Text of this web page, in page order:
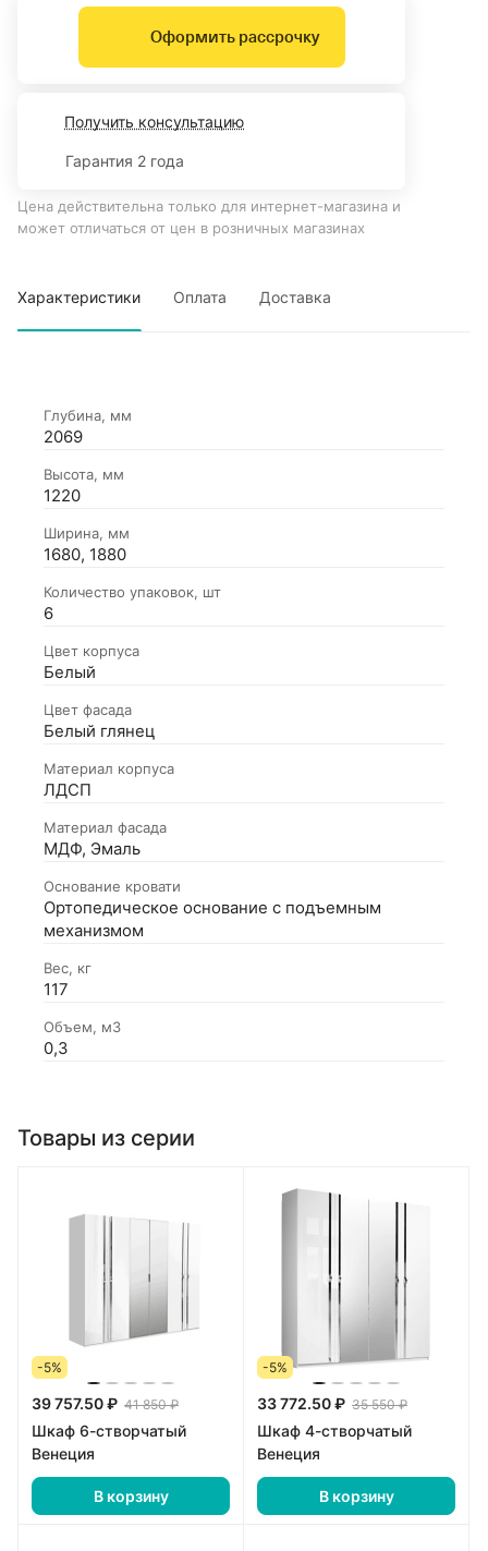
Оформить рассрочку
Получить консультацию
Гарантия 2 года
Цена действительна только для интернет-магазина и
может отличаться от цен в розничных магазинах
Характеристики Оплата Доставка
Глубина, мм
2069
Высота, мм
1220
Ширина, мм
1680, 1880
Количество упаковок, шт
6
Цвет корпуса
Белый
Цвет фасада
Белый глянец
Материал корпуса
ЛДСП
Материал фасада
МДФ, Эмаль
Основание кровати
Ортопедическое основание с подъемным
механизмом
Вес, кг
117
Объем, м3
0,3
Товары из серии
-5%
39 757.50 ₽ 41 850 ₽
Шкаф 6-створчатый
Венеция
В корзину
-5%
33 772.50 ₽ 35 550 ₽
Шкаф 4-створчатый
Венеция
В корзину